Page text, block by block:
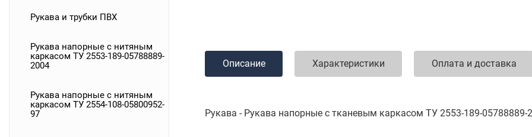
Рукава и трубки ПВХ
Рукава напорные с нитяным
каркасом ТУ 2553-189-05788889-
2004
Рукава напорные с нитяным
каркасом ТУ 2554-108-05800952-
97
Описание Характеристики Оплата и доставка
Рукава - Рукава напорные с тканевым каркасом ТУ 2553-189-05788889-